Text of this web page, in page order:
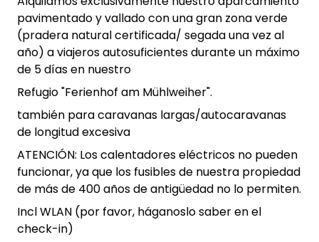
pavimentado y vallado con una gran zona verde
(pradera natural certificada/ segada una vez al
año) a viajeros autosuficientes durante un máximo
de 5 días en nuestro
Refugio "Ferienhof am Mühlweiher".
también para caravanas largas/autocaravanas
de longitud excesiva
ATENCIÓN: Los calentadores eléctricos no pueden
funcionar, ya que los fusibles de nuestra propiedad
de más de 400 años de antigüedad no lo permiten.
Incl WLAN (por favor, háganoslo saber en el
check-in)